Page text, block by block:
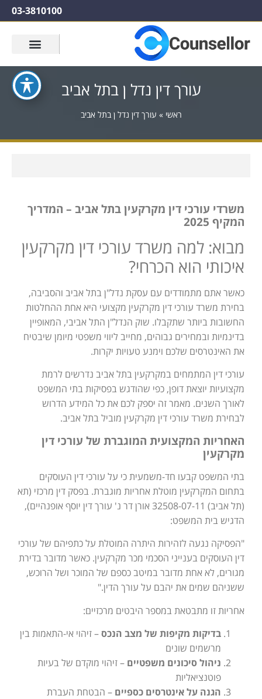
03-3810100
עורך דין נדל ן בתל אביב
ראשי » עורך דין נדל ן בתל אביב
משרדי עורכי דין מקרקעין בתל אביב – המדריך
המקיף 2025
מבוא: למה משרד עורכי דין מקרקעין
איכותי הוא הכרחי?
כאשר אתם מתמודדים עם עסקת נדל"ן בתל אביב והסביבה,
בחירת משרד עורכי דין מקרקעין מקצועי היא אחת ההחלטות
החשובות ביותר שתקבלו. שוק הנדל"ן התל אביבי, המאופיין
בדינמיות ובמחירים גבוהים, מחייב ליווי משפטי מיומן שיבטיח
את האינטרסים שלכם וימנע טעויות יקרות.
עורכי דין המתמחים במקרקעין בתל אביב נדרשים לרמת
מקצועיות יוצאת דופן, כפי שהודגש בפסיקות בתי המשפט
לאורך השנים. מאמר זה יספק לכם את כל המידע הדרוש
לבחירת משרד עורכי דין מקרקעין מוביל בתל אביב.
האחריות המקצועית המוגברת של עורכי דין
מקרקעין
בתי המשפט קבעו חד-משמעית כי על עורכי דין העוסקים
בתחום המקרקעין מוטלת אחריות מוגברת. בפסק דין מרכזי (תא
(תל אביב) 32508-07-11 אורן דר נ' עורך דין יוסף אופנהיים),
הדגיש בית המשפט:
"הפסיקה נגעה לזהירות היתרה המוטלת על כתפיהם של עורכי
דין העוסקים בענייני הסכמי מכר מקרקעין. כאשר מדובר בדירת
מגורים, לא אחת מדובר במיטב כספם של המוכר ושל הרוכש,
ששניהם שמים את יהבם על עורך הדין."
אחריות זו מתבטאת במספר היבטים מרכזיים:
בדיקות מקיפות של מצב הנכס– זיהוי אי-התאמות בין
מרשמים שונים
ניהול סיכונים משפטיים – זיהוי מוקדם של בעיות
פוטנציאליות
הגנה על אינטרסים כספיים – הבטחת העברת